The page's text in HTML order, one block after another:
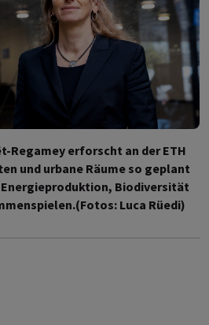
Regamey erforscht an der ETH
und urbane Räume so geplant
Biodiversität
Luca Rüedi)